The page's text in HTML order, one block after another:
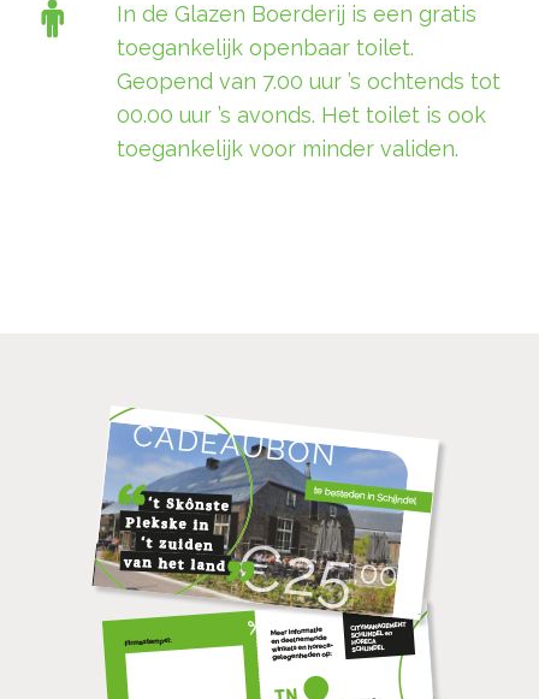
In de Glazen Boerderij is een gratis
toegankelijk openbaar toilet.
Geopend van 7.00 uur ’s ochtends tot
00.00 uur ’s avonds. Het toilet is ook
toegankelijk voor minder validen.